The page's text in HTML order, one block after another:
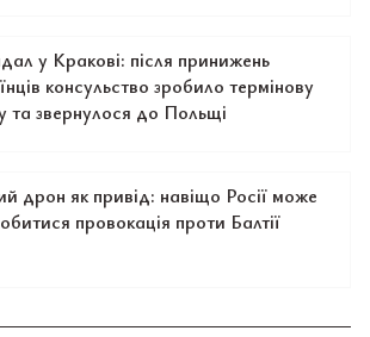
у Кракові: після принижень
консульство зробило термінову
та звернулося до Польщі
дрон як привід: навіщо Росії може
провокація проти Балтії